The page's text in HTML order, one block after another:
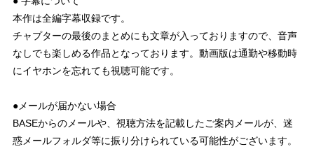
本作は全編字幕収録です。
チャプターの最後のまとめにも文章が入っておりますので、音声
なしでも楽しめる作品となっております。動画版は通勤や移動時
にイヤホンを忘れても視聴可能です。
●メールが届かない場合
BASEからのメールや、視聴方法を記載したご案内メールが、迷
惑メールフォルダ等に振り分けられている可能性がございます。